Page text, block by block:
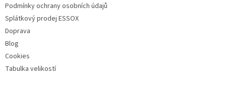
Podmínky ochrany osobních údajů
Splátkový prodej ESSOX
Doprava
Blog
Cookies
Tabulka velikostí